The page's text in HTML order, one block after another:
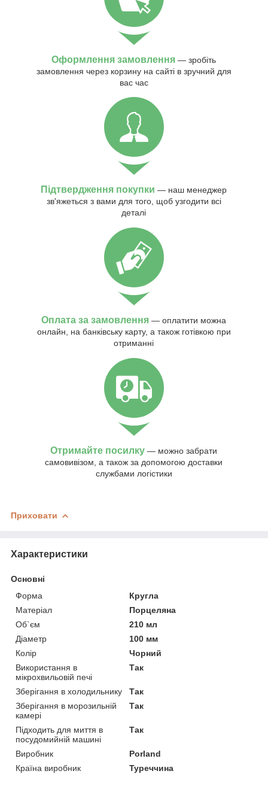
Оформлення замовлення — зробіть
замовлення через корзину на сайті в зручний для
вас час
Підтвердження покупки — наш менеджер
зв'яжеться з вами для того, щоб узгодити всі
деталі
Оплата за замовлення — оплатити можна
онлайн, на банківську карту, а також готівкою при
отриманні
Отримайте посилку — можно забрати
самовивізом, а також за допомогою доставки
службами логістики
Приховати
Характеристики
Основні
Форма
Кругла
Матеріал
Порцеляна
Об`єм
210 мл
Діаметр
100 мм
Колір
Чорний
Використання в
мікрохвильовій печі
Так
Зберігання в холодильнику
Так
Зберігання в морозильній
камері
Так
Підходить для миття в
посудомийній машині
Так
Виробник
Porland
Країна виробник
Туреччина